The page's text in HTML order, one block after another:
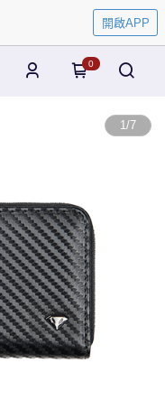
開啟APP
0
1/7